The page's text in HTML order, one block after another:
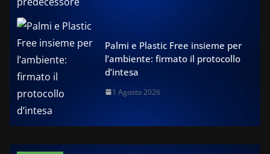
Palmi e Plastic Free insieme per
l’ambiente: firmato il protocollo
d’intesa
1 Agosto 2026